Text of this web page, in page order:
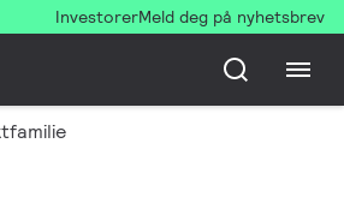
InvestorerMeld deg på nyhetsbrev